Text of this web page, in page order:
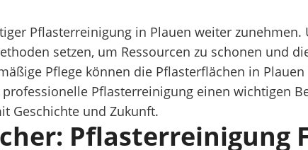
Pflasterreinigung in Plauen weiter
setzen, um Ressourcen zu schonen und
Pflege können die Pflasterflächen in
Pflasterreinigung einen wichtigen
Geschichte und Zukunft.
Pflasterreinigung